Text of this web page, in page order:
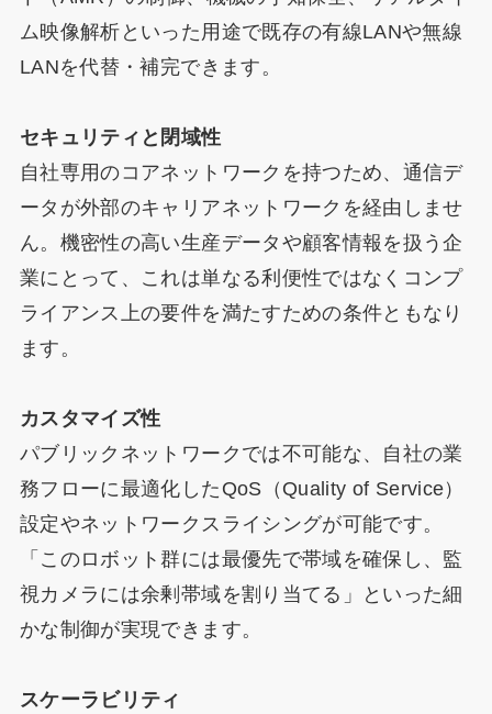
ム映像解析といった用途で既存の有線LANや無線
LANを代替・補完できます。
セキュリティと閉域性
自社専用のコアネットワークを持つため、通信デ
ータが外部のキャリアネットワークを経由しませ
ん。機密性の高い生産データや顧客情報を扱う企
業にとって、これは単なる利便性ではなくコンプ
ライアンス上の要件を満たすための条件ともなり
ます。
カスタマイズ性
パブリックネットワークでは不可能な、自社の業
務フローに最適化したQoS（Quality of Service）
設定やネットワークスライシングが可能です。
「このロボット群には最優先で帯域を確保し、監
視カメラには余剰帯域を割り当てる」といった細
かな制御が実現できます。
スケーラビリティ